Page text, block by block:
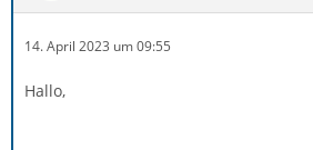
14. April 2023 um 09:55
Hallo,